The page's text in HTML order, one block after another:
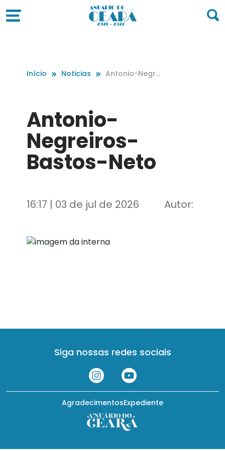
Início Noticias
Antonio-Negrei
Antonio-
Negreiros-
Bastos-Neto
16:17 | 03 de jul de 2026 Autor:
Siga nossas redes sociais
Expediente
Agradecimentos